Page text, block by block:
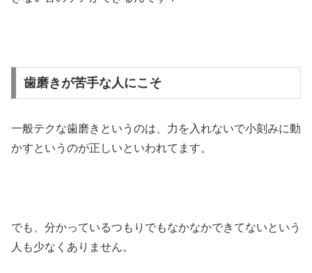
歯磨きが苦手な人にこそ
一般テクな歯磨きというのは、力を入れないで小刻みに動
かすというのが正しいといわれてます。
でも、分かっているつもりでもなかなかできてないという
人も少なくありません。